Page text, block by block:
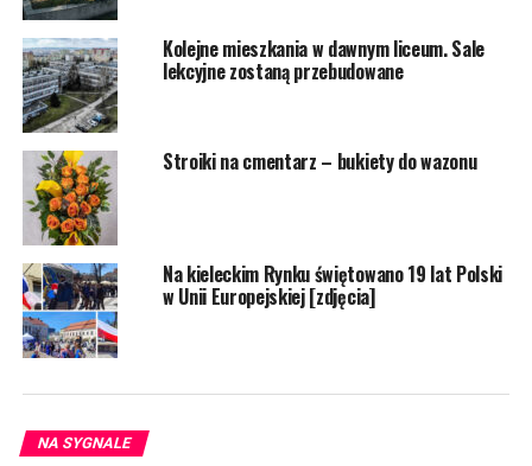
Kolejne mieszkania w dawnym liceum. Sale
lekcyjne zostaną przebudowane
Stroiki na cmentarz – bukiety do wazonu
Na kieleckim Rynku świętowano 19 lat Polski
w Unii Europejskiej [zdjęcia]
NA SYGNALE